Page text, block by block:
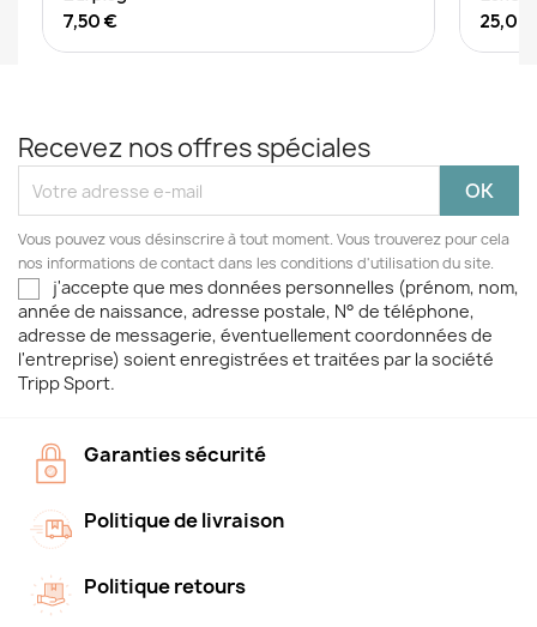
7,50 €
25,00
Recevez nos offres spéciales
Vous pouvez vous désinscrire à tout moment. Vous trouverez pour cela
nos informations de contact dans les conditions d'utilisation du site.
j'accepte que mes données personnelles (prénom, nom,
année de naissance, adresse postale, N° de téléphone,
adresse de messagerie, éventuellement coordonnées de
l'entreprise) soient enregistrées et traitées par la société
Tripp Sport.
Garanties sécurité
Politique de livraison
Politique retours